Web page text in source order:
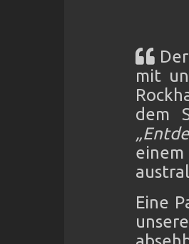
mit
dem
Eine